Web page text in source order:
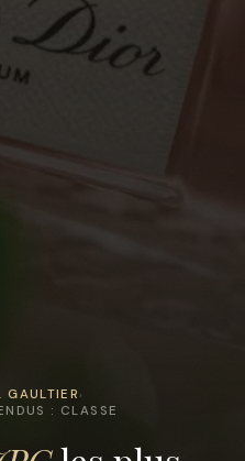
GAULTIER ›
: CLASSE